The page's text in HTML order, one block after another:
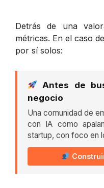
Detrás de una
métricas. En el caso
por sí solos:
Antes de
negocio
Una comunidad de
con IA como
startup, con foco en